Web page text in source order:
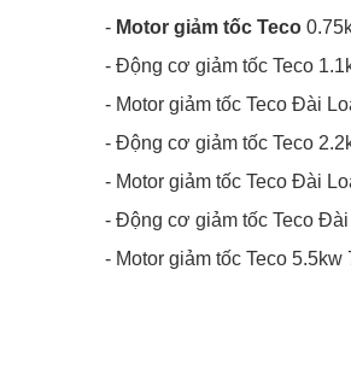
- Motor giảm tốc Teco
- Động cơ giảm tốc Teco
- Motor giảm tốc Teco Đài
- Động cơ giảm tốc Teco
- Motor giảm tốc Teco Đài
- Động cơ giảm tốc Teco
- Motor giảm tốc Teco